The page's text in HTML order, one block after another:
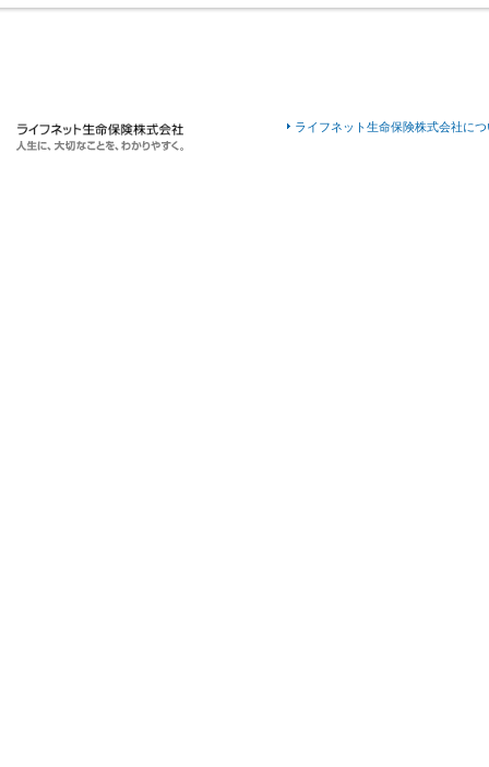
ライフネット生命保険株式会社に